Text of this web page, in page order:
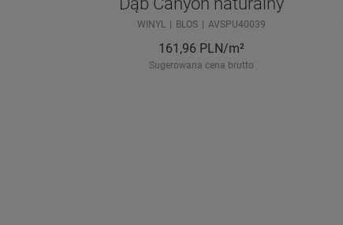
WINYL BLOS AVSPU40039
161,96 PLN/m²
Sugerowana cena brutto